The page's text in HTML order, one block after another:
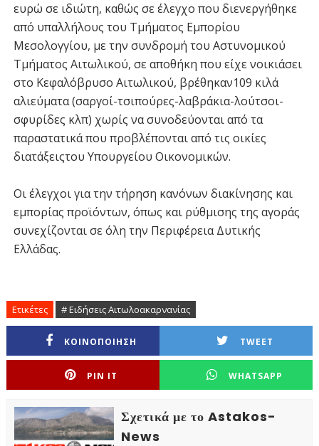
ευρώ σε ιδιώτη, καθώς σε έλεγχο που διενεργήθηκε
από υπαλλήλους του Τμήματος Εμπορίου
Μεσολογγίου, με την συνδρομή του Αστυνομικού
Τμήματος Αιτωλικού, σε αποθήκη που είχε νοικιάσει
στο Κεφαλόβρυσο Αιτωλικού, βρέθηκαν109 κιλά
αλιεύματα (σαργοί-τσιπούρες-λαβράκια-λούτσοι-
σφυρίδες κλπ) χωρίς να συνοδεύονται από τα
παραστατικά που προβλέπονται από τις οικίες
διατάξειςτου Υπουργείου Οικονομικών.
Οι έλεγχοι για την τήρηση κανόνων διακίνησης και
εμπορίας προϊόντων, όπως και ρύθμισης της αγοράς
συνεχίζονται σε όλη την Περιφέρεια Δυτικής
Ελλάδας.
Ετικέτες # Ειδήσεις Αιτωλοακαρνανίας
ΚΟΙΝΟΠΟΙΗΣΗ TWEET
PIN IT WHATSAPP
Σχετικά με το Astakos-
News